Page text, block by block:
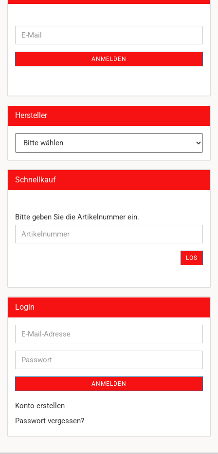
WEITER
ZUR
NEWSLETTER-
E-
Mail
ANMELDEN
Hersteller
Schnellkauf
BITTE
GEBEN
SIE
Bitte geben Sie die Artikelnummer ein.
LOS
Login
E-
Mail-
Passwort
ANMELDEN
Konto erstellen
Passwort vergessen?